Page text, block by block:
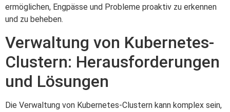
ermöglichen, Engpässe und Probleme proaktiv zu erkennen
und zu beheben.
Verwaltung von Kubernetes-
Clustern: Herausforderungen
und Lösungen
Die Verwaltung von Kubernetes-Clustern kann komplex sein,